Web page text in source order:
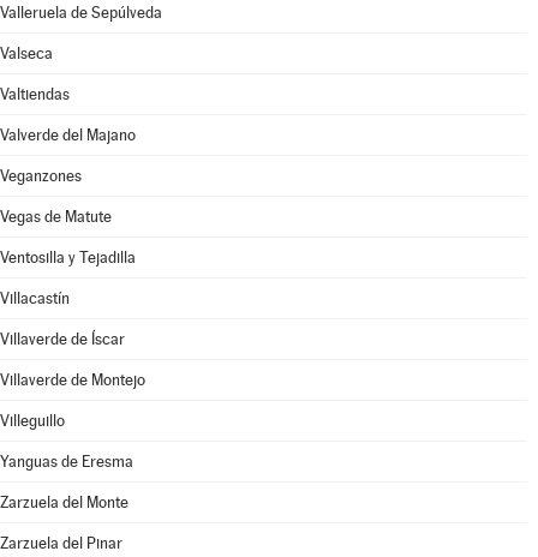
Valleruela de Sepúlveda
Valseca
Valtiendas
Valverde del Majano
Veganzones
Vegas de Matute
Ventosilla y Tejadilla
Villacastín
Villaverde de Íscar
Villaverde de Montejo
Villeguillo
Yanguas de Eresma
Zarzuela del Monte
Zarzuela del Pinar